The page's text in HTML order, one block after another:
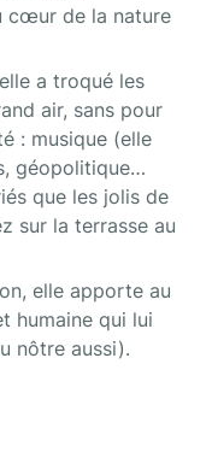
cœur de la nature
a troqué les
air, sans pour
: musique (elle
géopolitique…
que les jolis de
sur la terrasse au
elle apporte au
humaine qui lui
nôtre aussi).